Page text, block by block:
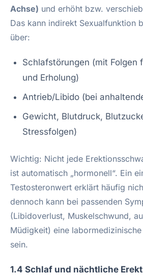
Achse) und erhöht bzw.
Das kann indirekt Sexualfunktion
über:
Schlafstörungen (mit Folgen
und Erholung)
Antrieb/Libido (bei
Gewicht, Blutdruck,
Stressfolgen)
Wichtig: Nicht jede
ist automatisch „hormonell“. Ein
Testosteronwert erklärt häufig
dennoch kann bei passenden
(Libidoverlust, Muskelschwund,
Müdigkeit) eine
sein.
1.4 Schlaf und nächtliche